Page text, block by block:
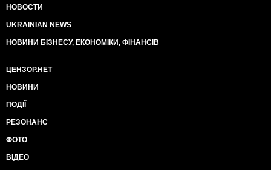
НОВОСТИ
UKRAINIAN NEWS
НОВИНИ БІЗНЕСУ, ЕКОНОМІКИ, ФІНАНСІВ
ЦЕНЗОР.НЕТ
НОВИНИ
ПОДІЇ
РЕЗОНАНС
ФОТО
ВІДЕО